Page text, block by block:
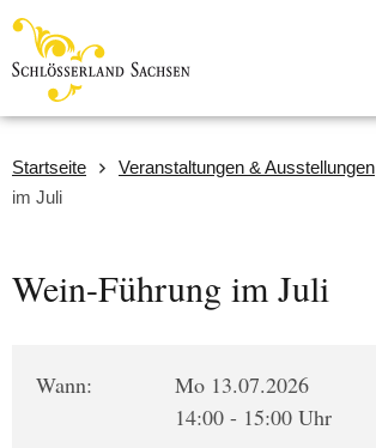
Startseite Veranstaltungen & Ausstellungen
im Juli
Wein-Führung im Juli
Wann:
Mo 13.07.2026
14:00 - 15:00 Uhr